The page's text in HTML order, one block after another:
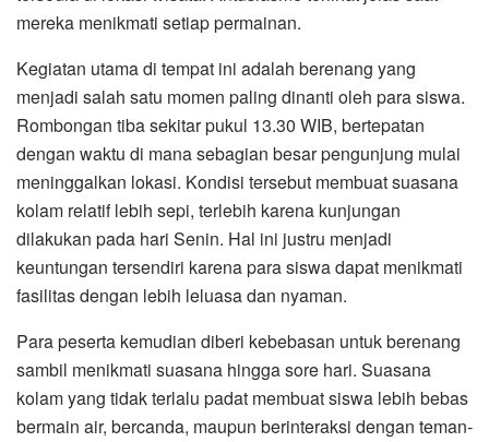
mereka menikmati setiap permainan.
Kegiatan utama di tempat ini adalah berenang yang
menjadi salah satu momen paling dinanti oleh para siswa.
Rombongan tiba sekitar pukul 13.30 WIB, bertepatan
dengan waktu di mana sebagian besar pengunjung mulai
meninggalkan lokasi. Kondisi tersebut membuat suasana
kolam relatif lebih sepi, terlebih karena kunjungan
dilakukan pada hari Senin. Hal ini justru menjadi
keuntungan tersendiri karena para siswa dapat menikmati
fasilitas dengan lebih leluasa dan nyaman.
Para peserta kemudian diberi kebebasan untuk berenang
sambil menikmati suasana hingga sore hari. Suasana
kolam yang tidak terlalu padat membuat siswa lebih bebas
bermain air, bercanda, maupun berinteraksi dengan teman-